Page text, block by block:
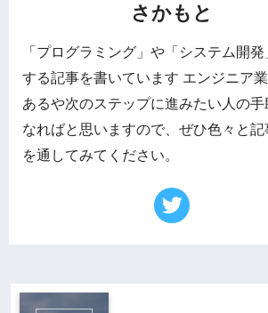
さかもと
「プログラミング」や「システム開発
する記事を書いています エンジニア
あるや次のステップに進みたい人の手
なればと思いますので、ぜひ色々と記
を通してみてください。